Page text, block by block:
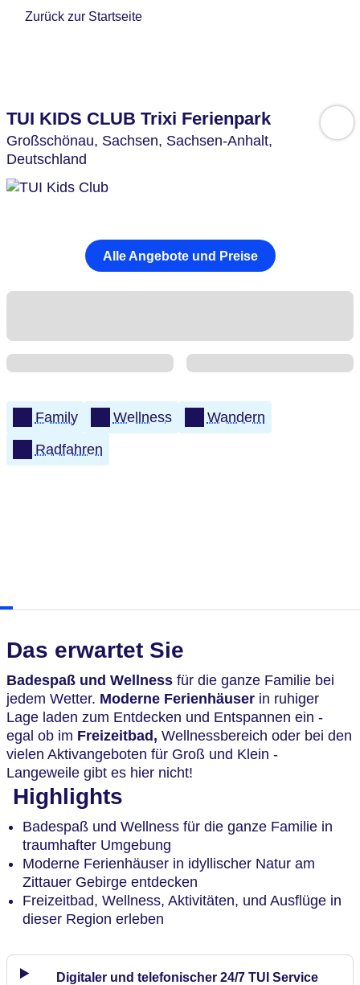
Zurück zur Startseite
TUI KIDS CLUB Trixi Ferienpark
Großschönau, Sachsen, Sachsen-Anhalt,
Deutschland
Alle Angebote und Preise
Family Wellness
Wandern
Radfahren
Das erwartet Sie
Badespaß und Wellness für die ganze Familie bei
jedem Wetter. Moderne Ferienhäuser in ruhiger
Lage laden zum Entdecken und Entspannen ein -
egal ob im Freizeitbad, Wellnessbereich oder bei den
vielen Aktivangeboten für Groß und Klein -
Langeweile gibt es hier nicht!
Highlights
Badespaß und Wellness für die ganze Familie in
traumhafter Umgebung
Moderne Ferienhäuser in idyllischer Natur am
Zittauer Gebirge entdecken
Freizeitbad, Wellness, Aktivitäten, und Ausflüge in
dieser Region erleben
Digitaler und telefonischer 24/7 TUI Service